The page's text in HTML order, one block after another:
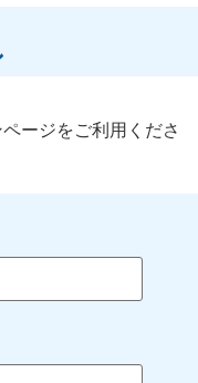
ージをご利用くださ